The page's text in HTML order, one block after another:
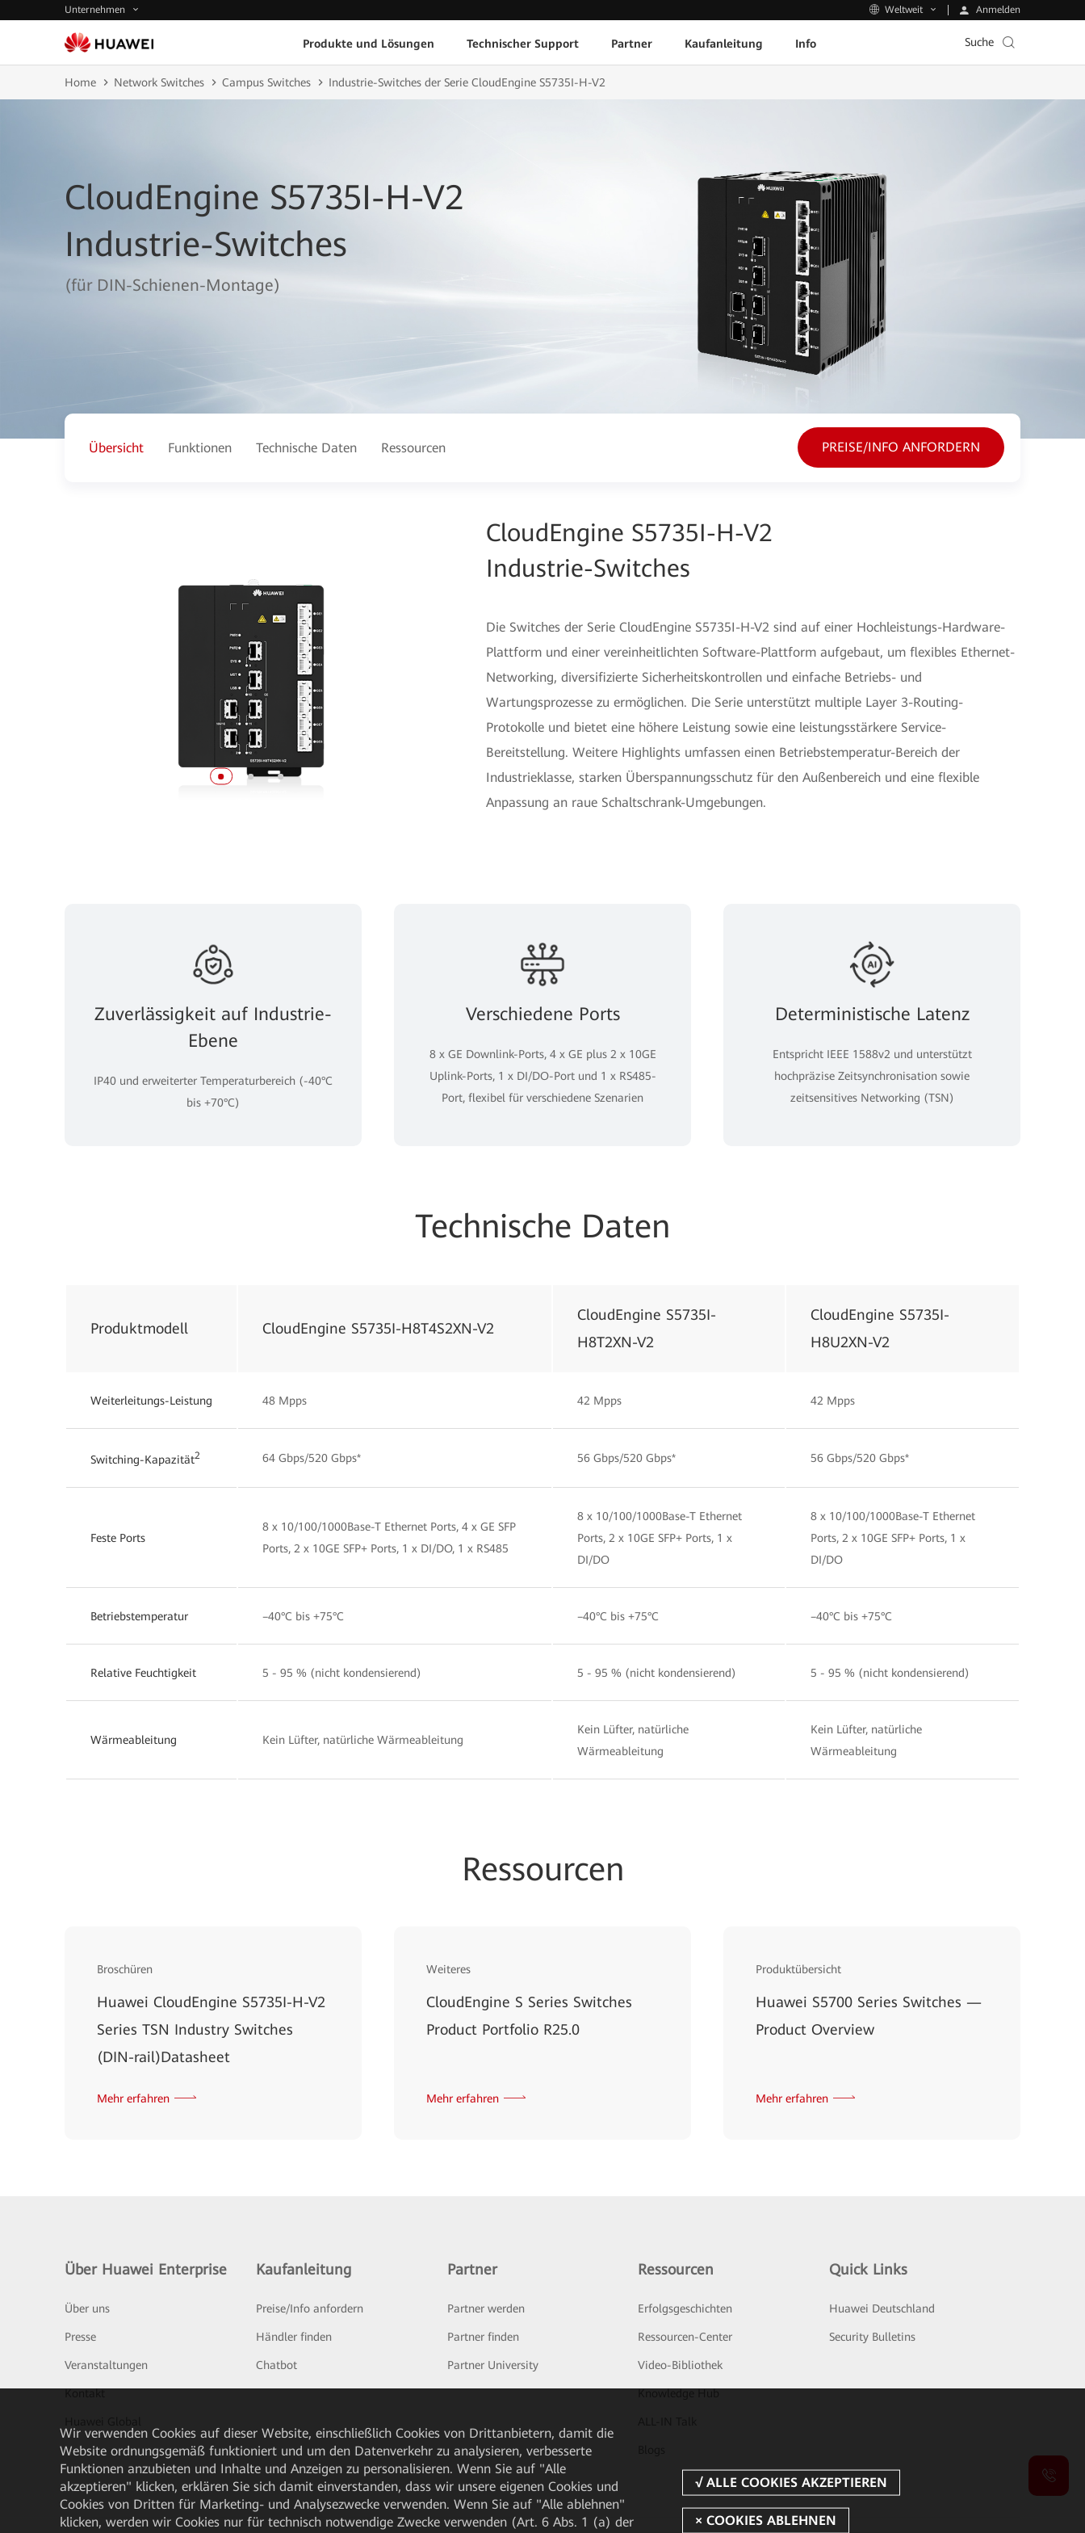
Unternehmen Weltweit Anmelden
Produkte und Lösungen Technischer Support Partner Kaufanleitung Info Suche
Home Network Switches Campus Switches Industrie-Switches der Serie CloudEngine S5735I-H-V2
CloudEngine S5735I-H-V2
Industrie-Switches
(für DIN-Schienen-Montage)
Übersicht Funktionen Technische Daten Ressourcen PREISE/INFO ANFORDERN
CloudEngine S5735I-H-V2
Industrie-Switches
Die Switches der Serie CloudEngine S5735I-H-V2 sind auf einer Hochleistungs-Hardware-
Plattform und einer vereinheitlichten Software-Plattform aufgebaut, um flexibles Ethernet-
Networking, diversifizierte Sicherheitskontrollen und einfache Betriebs- und
Wartungsprozesse zu ermöglichen. Die Serie unterstützt multiple Layer 3-Routing-
Protokolle und bietet eine höhere Leistung sowie eine leistungsstärkere Service-
Bereitstellung. Weitere Highlights umfassen einen Betriebstemperatur-Bereich der
Industrieklasse, starken Überspannungsschutz für den Außenbereich und eine flexible
Anpassung an raue Schaltschrank-Umgebungen.
Zuverlässigkeit auf Industrie-
Ebene
IP40 und erweiterter Temperaturbereich (-40°C
bis +70°C)
Verschiedene Ports
8 x GE Downlink-Ports, 4 x GE plus 2 x 10GE
Uplink-Ports, 1 x DI/DO-Port und 1 x RS485-
Port, flexibel für verschiedene Szenarien
Deterministische Latenz
Entspricht IEEE 1588v2 und unterstützt
hochpräzise Zeitsynchronisation sowie
zeitsensitives Networking (TSN)
Technische Daten
Produktmodell CloudEngine S5735I-H8T4S2XN-V2
CloudEngine S5735I-
H8T2XN-V2
CloudEngine S5735I-
H8U2XN-V2
Weiterleitungs-Leistung 48 Mpps 42 Mpps 42 Mpps
Switching-Kapazität2 64 Gbps/520 Gbps* 56 Gbps/520 Gbps* 56 Gbps/520 Gbps*
Feste Ports
8 x 10/100/1000Base-T Ethernet Ports, 4 x GE SFP
Ports, 2 x 10GE SFP+ Ports, 1 x DI/DO, 1 x RS485
8 x 10/100/1000Base-T Ethernet
Ports, 2 x 10GE SFP+ Ports, 1 x
DI/DO
8 x 10/100/1000Base-T Ethernet
Ports, 2 x 10GE SFP+ Ports, 1 x
DI/DO
Betriebstemperatur –40°C bis +75°C –40°C bis +75°C –40°C bis +75°C
Relative Feuchtigkeit 5 - 95 % (nicht kondensierend) 5 - 95 % (nicht kondensierend) 5 - 95 % (nicht kondensierend)
Wärmeableitung Kein Lüfter, natürliche Wärmeableitung
Kein Lüfter, natürliche
Wärmeableitung
Kein Lüfter, natürliche
Wärmeableitung
Ressourcen
Broschüren
Huawei CloudEngine S5735I-H-V2
Series TSN Industry Switches
(DIN-rail)Datasheet
Mehr erfahren
Weiteres
CloudEngine S Series Switches
Product Portfolio R25.0
Mehr erfahren
Produktübersicht
Huawei S5700 Series Switches —
Product Overview
Mehr erfahren
Über Huawei Enterprise
Über uns
Presse
Veranstaltungen
Kaufanleitung
Preise/Info anfordern
Händler finden
Chatbot
Partner
Partner werden
Partner finden
Partner University
Ressourcen
Erfolgsgeschichten
Ressourcen-Center
Video-Bibliothek
Quick Links
Huawei Deutschland
Security Bulletins
Wir verwenden Cookies auf dieser Website, einschließlich Cookies von Drittanbietern, damit die
Website ordnungsgemäß funktioniert und um den Datenverkehr zu analysieren, verbesserte
Funktionen anzubieten und Inhalte und Anzeigen zu personalisieren. Wenn Sie auf "Alle
akzeptieren" klicken, erklären Sie sich damit einverstanden, dass wir unsere eigenen Cookies und
Cookies von Dritten für Marketing- und Analysezwecke verwenden. Wenn Sie auf "Alle ablehnen"
klicken, werden wir Cookies nur für technisch notwendige Zwecke verwenden (Art. 6 Abs. 1 (a) der